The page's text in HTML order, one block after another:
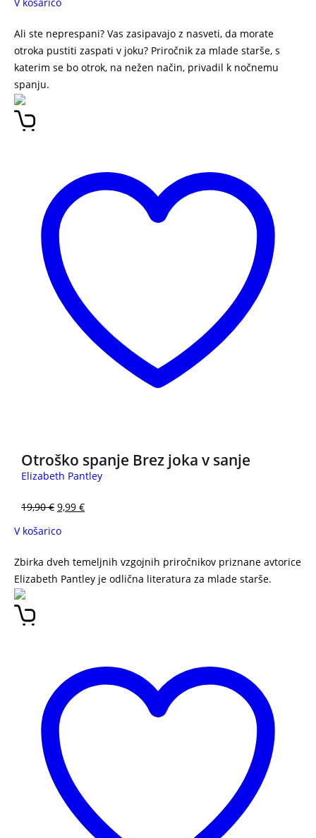
Ali ste neprespani? Vas zasipavajo z nasveti, da morate
otroka pustiti zaspati v joku? Priročnik za mlade starše, s
katerim se bo otrok, na nežen način, privadil k nočnemu
spanju.
Otroško spanje Brez joka v sanje
Elizabeth Pantley
19,90€ 9,99 €
V košarico
Zbirka dveh temeljnih vzgojnih priročnikov priznane avtorice
Elizabeth Pantley je odlična literatura za mlade starše.